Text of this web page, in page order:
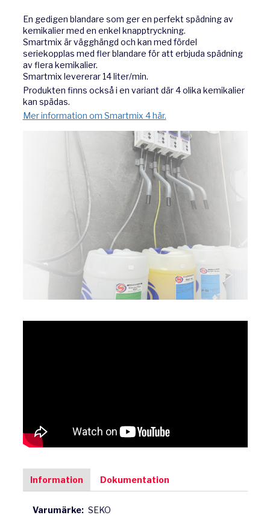
En gedigen blandare som ger en perfekt spädning av
kemikalier med en enkel knapptryckning.
Smartmix är vägghängd och kan med fördel
seriekopplas med fler blandare för att erbjuda spädning
av flera kemikalier.
Smartmix levererar 14 liter/min.
Produkten finns också i en variant där 4 olika kemikalier
kan spädas.
Mer information om Smartmix 4 här.
Information Dokumentation
Varumärke: SEKO